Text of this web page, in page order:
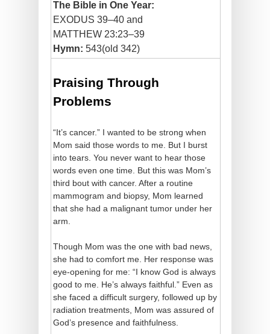
The Bible in One Year:
EXODUS 39–40 and
MATTHEW 23:23–39
Hymn: 543(old 342)
Praising Through
Problems
“It’s cancer.” I wanted to be strong when
Mom said those words to me. But I burst
into tears. You never want to hear those
words even one time. But this was Mom’s
third bout with cancer. After a routine
mammogram and biopsy, Mom learned
that she had a malignant tumor under her
arm.
Though Mom was the one with bad news,
she had to comfort me. Her response was
eye-opening for me: “I know God is always
good to me. He’s always faithful.” Even as
she faced a difficult surgery, followed up by
radiation treatments, Mom was assured of
God’s presence and faithfulness.